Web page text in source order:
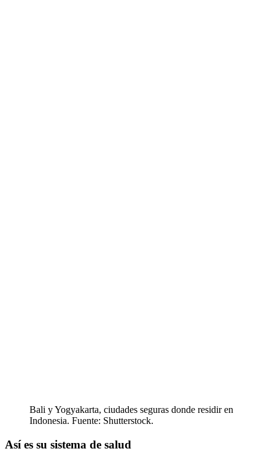
Bali y Yogyakarta, ciudades seguras donde residir en
Indonesia. Fuente: Shutterstock.
Así es su sistema de salud